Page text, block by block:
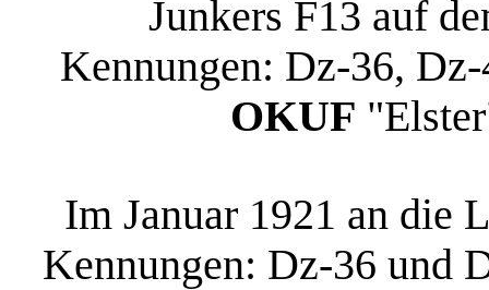
Junkers F13 auf
Kennungen: Dz-36,
OKUF
Im Januar 1921 an die
Kennungen: Dz-36 und